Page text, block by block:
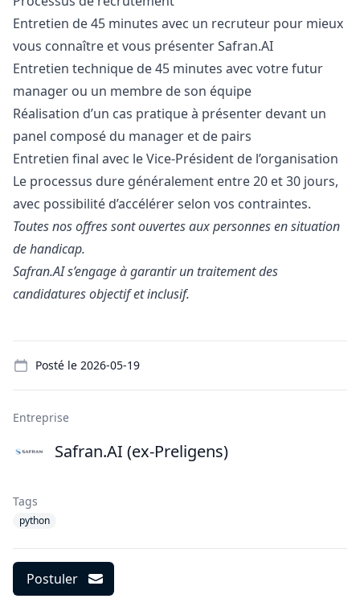
Entretien de 45 minutes avec un recruteur pour mieux
vous connaître et vous présenter Safran.AI
Entretien technique de 45 minutes avec votre futur
manager ou un membre de son équipe
Réalisation d’un cas pratique à présenter devant un
panel composé du manager et de pairs
Entretien final avec le Vice-Président de l’organisation
Le processus dure généralement entre 20 et 30 jours,
avec possibilité d’accélérer selon vos contraintes.
Toutes nos offres sont ouvertes aux personnes en situation
de handicap.
Safran.AI s’engage à garantir un traitement des
candidatures objectif et inclusif.
Posté le 2026-05-19
Entreprise
Safran.AI (ex-Preligens)
Tags
python
Postuler